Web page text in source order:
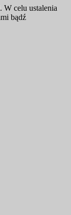
W celu ustalenia
bądź